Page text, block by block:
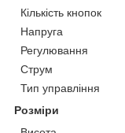
Кількість кнопок
Напруга
Регулювання
Струм
Тип управління
Розміри